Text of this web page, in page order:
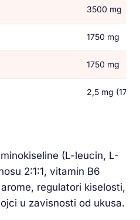
3500 mg
1750 mg
1750 mg
2,5 mg
(L-leucin, L-
2:1:1, vitamin B6
regulatori kiselosti,
u zavisnosti od ukusa.